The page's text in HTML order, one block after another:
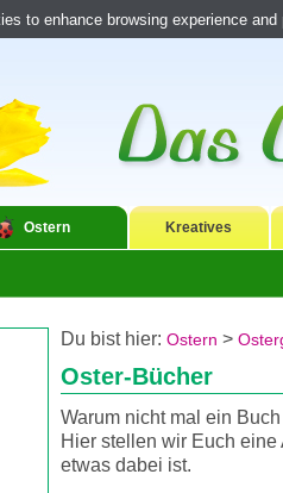
Ostern Kreatives
Du bist hier: Ostern >
Oster-Bücher
Warum nicht mal ein
Hier stellen wir Euch
etwas dabei ist.
to enhance browsing experience